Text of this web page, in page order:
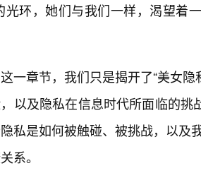
光环，她们与我们一样，渴望着
这一章节，我们只是揭开了“美女
以及隐私在信息时代所面临的
私是如何被触碰、被挑战，以及
系。